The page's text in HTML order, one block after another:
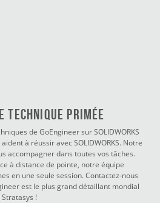
technique primée
de GoEngineer sur SOLIDWORKS
à réussir avec SOLIDWORKS. Notre
accompagner dans toutes vos tâches.
à distance de pointe, notre équipe
en une seule session. Contactez-nous
est le plus grand détaillant mondial
Stratasys !